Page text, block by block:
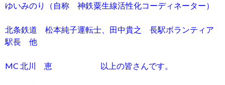
ゆいみのり（自称 神鉄粟生線活性化コーディネーター）
北条鉄道 松本純子運転士、田中貴之 長駅ボランティア
駅長 他
MC 北川 恵 以上の皆さんです。